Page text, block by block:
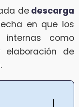
dedescarga
en que los
internas como
elaboración de
.